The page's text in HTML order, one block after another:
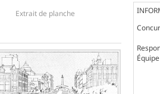
Extrait de planche
Équipe